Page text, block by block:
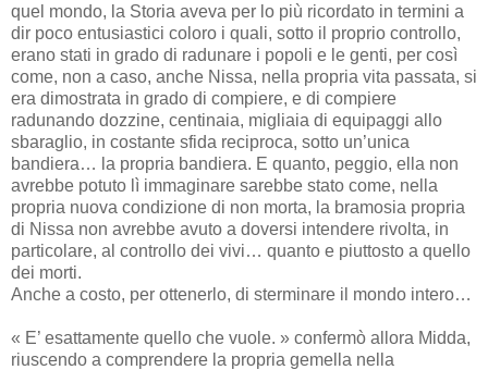
quel mondo, la Storia aveva per lo più ricordato in termini a
dir poco entusiastici coloro i quali, sotto il proprio controllo,
erano stati in grado di radunare i popoli e le genti, per così
come, non a caso, anche Nissa, nella propria vita passata, si
era dimostrata in grado di compiere, e di compiere
radunando dozzine, centinaia, migliaia di equipaggi allo
sbaraglio, in costante sfida reciproca, sotto un’unica
bandiera… la propria bandiera. E quanto, peggio, ella non
avrebbe potuto lì immaginare sarebbe stato come, nella
propria nuova condizione di non morta, la bramosia propria
di Nissa non avrebbe avuto a doversi intendere rivolta, in
particolare, al controllo dei vivi… quanto e piuttosto a quello
dei morti.
Anche a costo, per ottenerlo, di sterminare il mondo intero…
« E’ esattamente quello che vuole. » confermò allora Midda,
riuscendo a comprendere la propria gemella nella